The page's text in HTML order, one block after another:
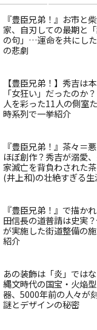
『豊臣兄弟！』お市と
家、自刃しての最期と
の句」…運命を共にし
の悲劇
【豊臣兄弟！】秀吉は
「女狂い」だったのか
人を彩った11人の側室
時系列で一挙紹介
『豊臣兄弟！』茶々＝
ほぼ創作？秀吉が溺愛
家滅亡を背負わされた
(井上和)の壮絶すぎる生
『豊臣兄弟！』で描か
田信長の道普請は史実
が実施した街道整備の
紹介
あの装飾は「炎」では
縄文時代の国宝・火焔
器、5000年前の人々が
謎とデザインの秘密